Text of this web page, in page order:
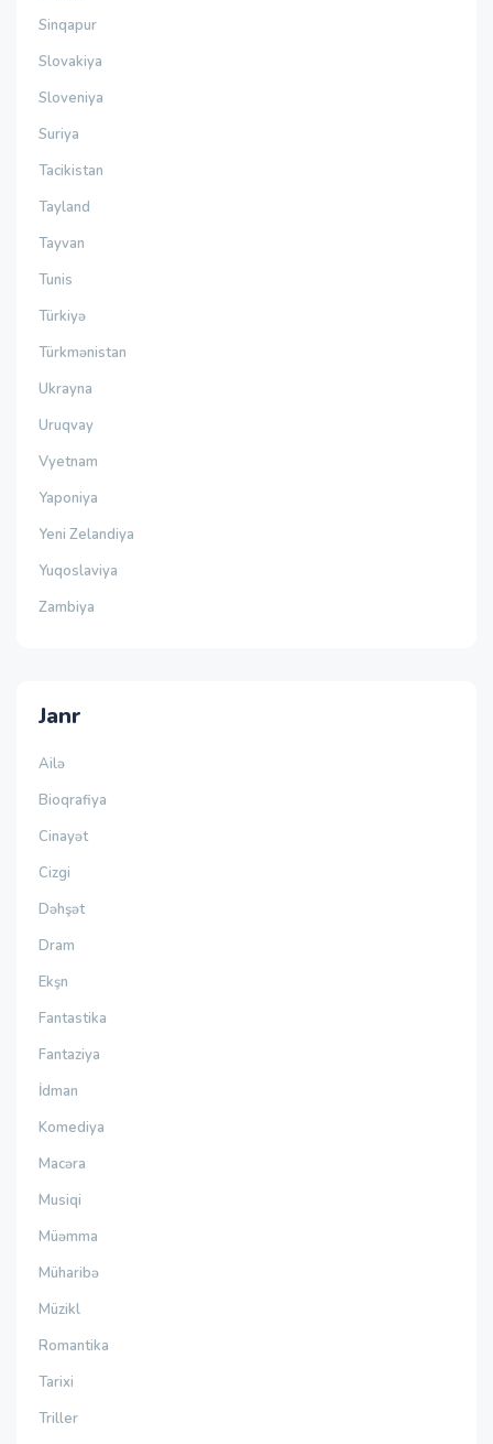
Sinqapur
Slovakiya
Sloveniya
Suriya
Tacikistan
Tayland
Tayvan
Tunis
Türkiyə
Türkmənistan
Ukrayna
Uruqvay
Vyetnam
Yaponiya
Yeni Zelandiya
Yuqoslaviya
Zambiya
Janr
Ailə
Bioqrafiya
Cinayət
Cizgi
Dəhşət
Dram
Ekşn
Fantastika
Fantaziya
İdman
Komediya
Macəra
Musiqi
Müəmma
Müharibə
Müzikl
Romantika
Tarixi
Triller